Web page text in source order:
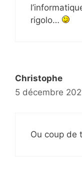
rigolo…
Christophe
5 décembre
Ou coup de